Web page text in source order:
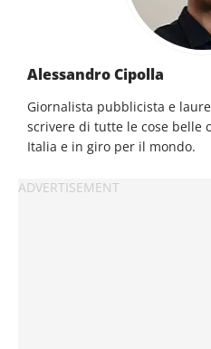
Alessandro Cipolla
Giornalista pubblicista e
scrivere di tutte le cose belle
Italia e in giro per il mondo.